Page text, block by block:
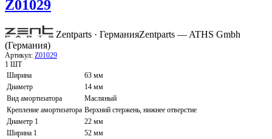
Z01029
Zentparts · ГерманияZentparts — ATHS Gmbh
(Германия)
Артикул: Z01029
1 ШТ
Ширина
63 мм
Диаметр
14 мм
Вид амортизатора
Масляный
Крепление амортизатора Верхний стержень, нижнее отверстие
Диаметр 1
22 мм
Ширина 1
52 мм